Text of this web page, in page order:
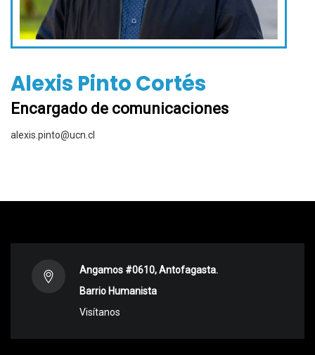
Alexis Pinto Cortés
Encargado de comunicaciones
alexis.pinto@ucn.cl
Angamos #0610, Antofagasta.
Barrio Humanista
Visítanos